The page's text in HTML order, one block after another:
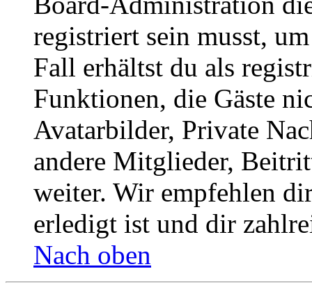
registriert sein musst,
Fall erhältst du als
Funktionen, die Gäste
Avatarbilder, Private
andere Mitglieder,
weiter. Wir empfehlen
erledigt ist und dir
Nach oben